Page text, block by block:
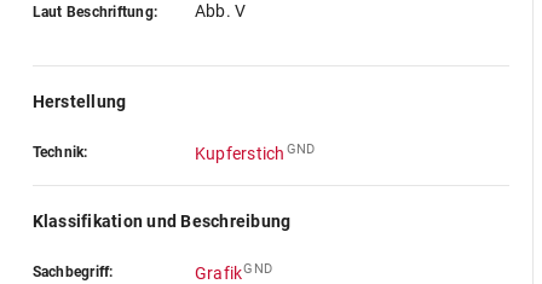
Laut Beschriftung: Abb. V
Herstellung
Technik: Kupferstich GND
Klassifikation und Beschreibung
Sachbegriff: GrafikGND